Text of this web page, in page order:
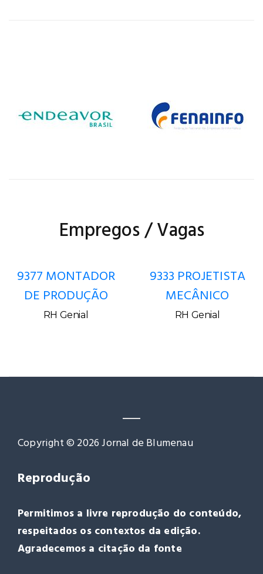
Empregos / Vagas
9377 MONTADOR
DE PRODUÇÃO
RH Genial
9333 PROJETISTA
MECÂNICO
RH Genial
Copyright © 2026 Jornal de Blumenau
Reprodução
Permitimos a livre reprodução do conteúdo,
respeitados os contextos da edição.
Agradecemos a citação da fonte